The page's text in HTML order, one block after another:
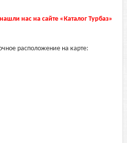
нас на сайте «Каталог Турбаз»
расположение на карте: